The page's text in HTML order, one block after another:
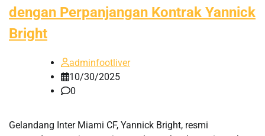
dengan Perpanjangan Kontrak Yannick
Bright
adminfootliver
10/30/2025
0
Gelandang Inter Miami CF, Yannick Bright, resmi